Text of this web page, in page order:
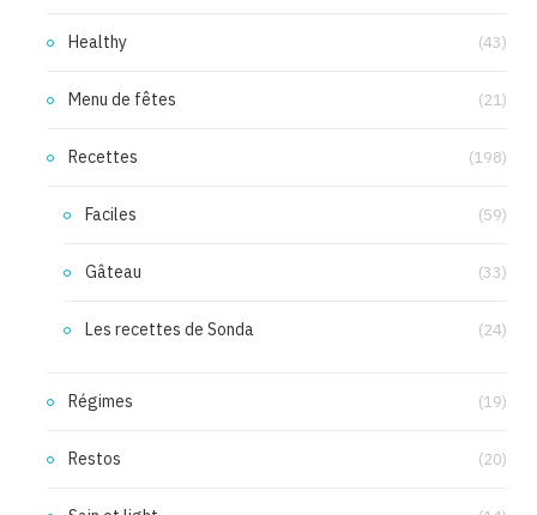
Healthy (43)
Menu de fêtes (21)
Recettes (198)
Faciles (59)
Gâteau (33)
Les recettes de Sonda (24)
Régimes (19)
Restos (20)